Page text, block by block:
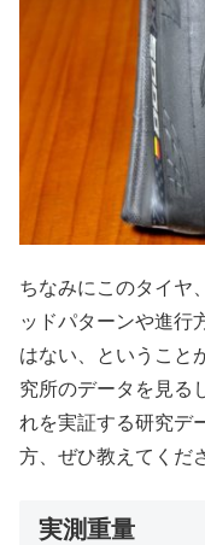
ちなみにこのタイヤ
ッドパターンや進行
はない、ということ
究所のデータを見る
れを実証する研究デ
方、ぜひ教えてくだ
実測重量